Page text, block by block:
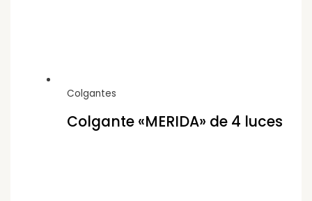
Colgantes
Colgante «MERIDA» de 4 luces